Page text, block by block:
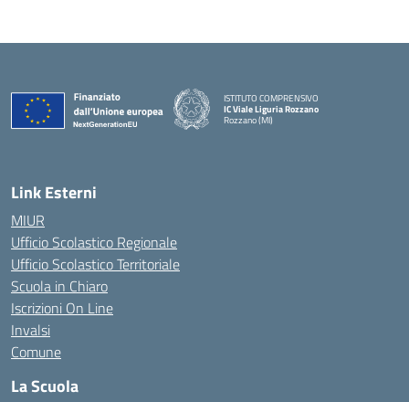
ISTITUTO COMPRENSIVO
IC Viale Liguria Rozzano
Rozzano (MI)
Link Esterni
MIUR
Ufficio Scolastico Regionale
Ufficio Scolastico Territoriale
Scuola in Chiaro
Iscrizioni On Line
Invalsi
Comune
La Scuola